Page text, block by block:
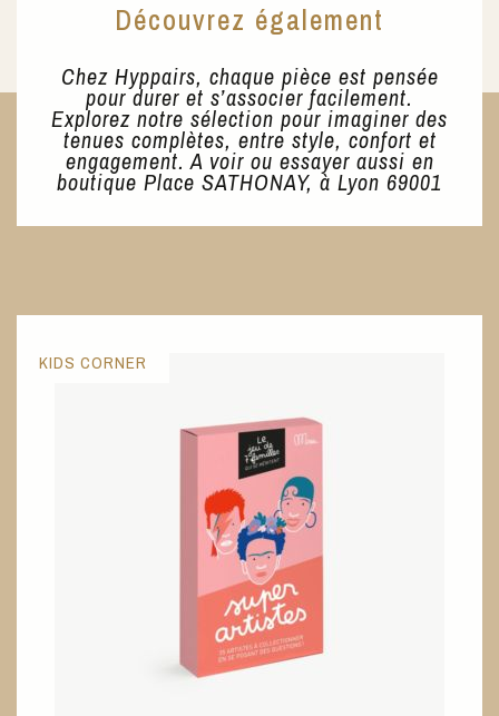
Découvrez également
Chez Hyppairs, chaque pièce est pensée
pour durer et s’associer facilement.
Explorez notre sélection pour imaginer des
tenues complètes, entre style, confort et
engagement. A voir ou essayer aussi en
boutique Place SATHONAY, à Lyon 69001
KIDS CORNER